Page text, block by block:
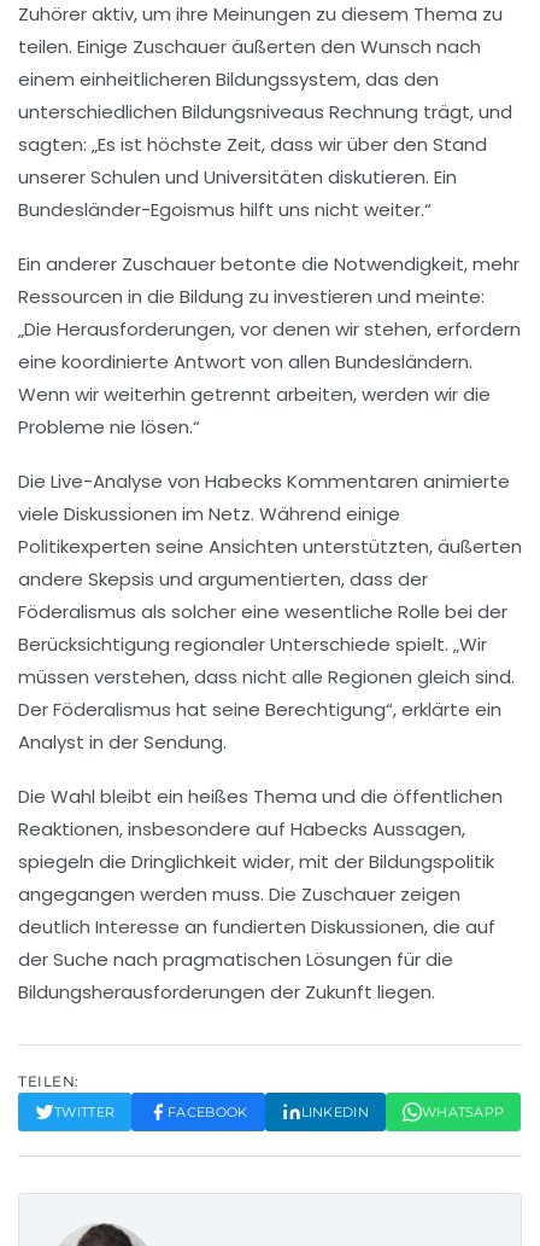
Zuhöreraktiv, um ihre Meinungen zu diesem Thema zu
teilen. Einige Zuschauer äußerten den Wunsch nach
einem einheitlicheren Bildungssystem, das den
unterschiedlichen Bildungsniveaus Rechnung trägt, und
sagten: „Es ist höchste Zeit, dass wir über den Stand
unserer Schulen und Universitäten diskutieren. Ein
Bundesländer-Egoismus hilft uns nicht weiter.“
Ein anderer Zuschauer betonte die Notwendigkeit, mehr
Ressourcen in die Bildung zu investieren und meinte:
„Die Herausforderungen, vor denen wir stehen, erfordern
eine koordinierte Antwort von allen Bundesländern.
Wenn wir weiterhin getrennt arbeiten, werden wir die
Probleme nie lösen.“
Die Live-Analyse von Habecks Kommentaren animierte
viele Diskussionen im Netz. Während einige
Politikexperten seine Ansichten unterstützten, äußerten
andere Skepsis und argumentierten, dass der
Föderalismus als solcher eine wesentliche Rolle bei der
Berücksichtigung regionaler Unterschiede spielt. „Wir
müssen verstehen, dass nicht alle Regionen gleich sind.
Der Föderalismus hat seine Berechtigung“, erklärte ein
Analyst in der Sendung.
Die Wahl bleibt ein heißes Thema und die öffentlichen
Reaktionen, insbesondere auf Habecks Aussagen,
spiegeln die Dringlichkeit wider, mit der Bildungspolitik
angegangen werden muss. Die Zuschauer zeigen
deutlich Interesse an fundierten Diskussionen, die auf
der Suche nach pragmatischen Lösungen für die
Bildungsherausforderungen der Zukunft liegen.
TEILEN:
TWITTER FACEBOOK LINKEDIN WHATSAPP